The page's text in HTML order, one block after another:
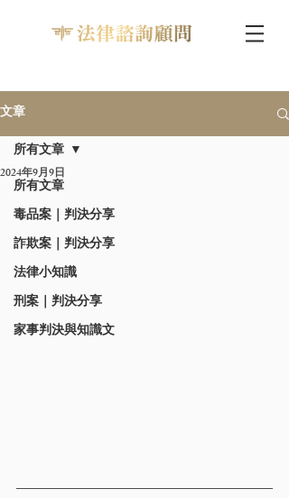
文章
所有文章
毒品案｜判決分享
詐欺案｜判決分享
法律小知識
刑案｜判決分享
家事判決與知識文
所有文章
2024年9月9日